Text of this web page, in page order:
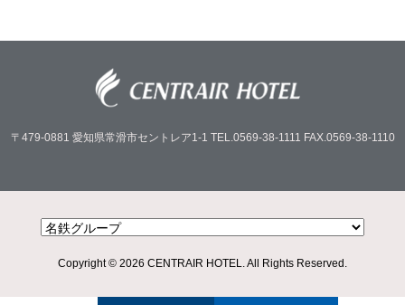
〒479-0881 愛知県常滑市セントレア1-1 TEL.0569-38-1111 FAX.0569-38-1110
Copyright © 2026 CENTRAIR HOTEL. All Rights Reserved.